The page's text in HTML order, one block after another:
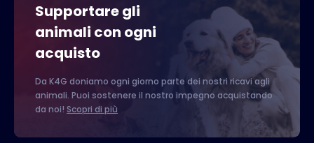
Supportare gli
animali con ogni
acquisto
Da K4G doniamo ogni giorno parte dei nostri ricavi agli
animali. Puoi sostenere il nostro impegno acquistando
da noi! Scopri di più